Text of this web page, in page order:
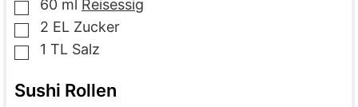
▢
60 ml
Reisessig
▢
2 EL Zucker
▢
1 TL Salz
Sushi Rollen